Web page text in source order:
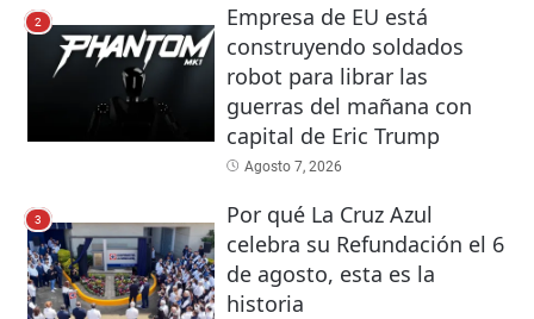
2
Empresa de EU está
construyendo soldados
robot para librar las
guerras del mañana con
capital de Eric Trump
Agosto 7, 2026
3
Por qué La Cruz Azul
celebra su Refundación el 6
de agosto, esta es la
historia